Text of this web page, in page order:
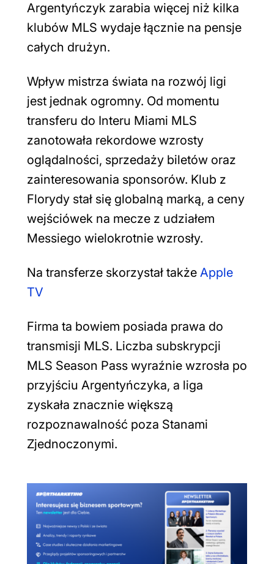
Argentyńczyk zarabia więcej niż kilka
klubów MLS wydaje łącznie na pensje
całych drużyn.
Wpływ mistrza świata na rozwój ligi
jest jednak ogromny. Od momentu
transferu do Interu Miami MLS
zanotowała rekordowe wzrosty
oglądalności, sprzedaży biletów oraz
zainteresowania sponsorów. Klub z
Florydy stał się globalną marką, a ceny
wejściówek na mecze z udziałem
Messiego wielokrotnie wzrosły.
Na transferze skorzystał także Apple
TV
Firma ta bowiem posiada prawa do
transmisji MLS. Liczba subskrypcji
MLS Season Pass wyraźnie wzrosła po
przyjściu Argentyńczyka, a liga
zyskała znacznie większą
rozpoznawalność poza Stanami
Zjednoczonymi.